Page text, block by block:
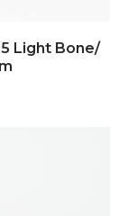
Light Bone/